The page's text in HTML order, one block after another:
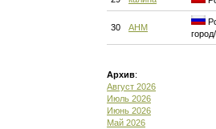
30 АНМ
Архив:
Август 2026
Июль 2026
Июнь 2026
Май 2026